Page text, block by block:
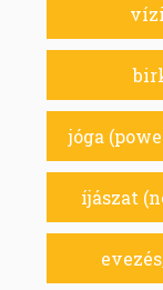
jóga
íjászat